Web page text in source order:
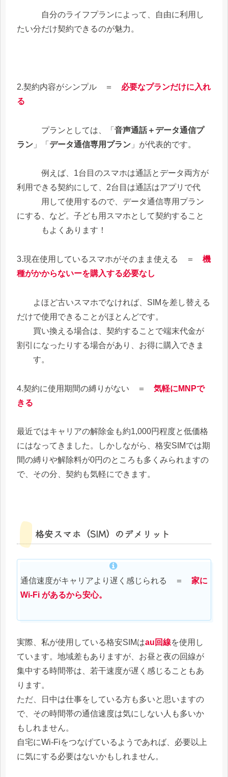
自分のライフプランによって、自由に利用し
たい分だけ契約できるのが魅力。
2.契約内容がシンプル ＝ 必要なプランだけに入れ
る
プランとしては、「 音声通話＋データ通信プ
ラン 」「 データ通信専用プラン 」が代表的です。
例えば、1台目のスマホは通話とデータ両方が
利用できる契約にして、2台目は通話はアプリで代
用して使用するので、データ通信専用プラン
にする、など。子ども用スマホとして契約すること
もよくあります！
3.現在使用しているスマホがそのまま使える ＝ 機
種がかからないーを購入する必要なし
よほど古いスマホでなければ、SIMを差し替える
だけで使用できることがほとんどです。
買い換える場合は、契約することで端末代金が
割引になったりする場合があり、お得に購入できま
す。
4.契約に使用期間の縛りがない ＝ 気軽にMNPで
きる
最近ではキャリアの解除金も約1,000円程度と低価格
にはなってきました。しかしながら、格安SIMでは期
間の縛りや解除料が0円のところも多くみられますの
で、その分、契約も気軽にできます。
格安スマホ（SIM）のデメリット
通信速度がキャリアより遅く感じられる ＝ 家に
Wi-Fi があるから安心。
実際、私が使用している格安SIMはau回線を使用し
ています。地域差もありますが、お昼と夜の回線が
集中する時間帯は、若干速度が遅く感じることもあ
ります。
ただ、日中は仕事をしている方も多いと思いますの
で、その時間帯の通信速度は気にしない人も多いか
もしれません。
自宅にWi-Fiをつなげているようであれば、必要以上
に気にする必要はないかもしれません。